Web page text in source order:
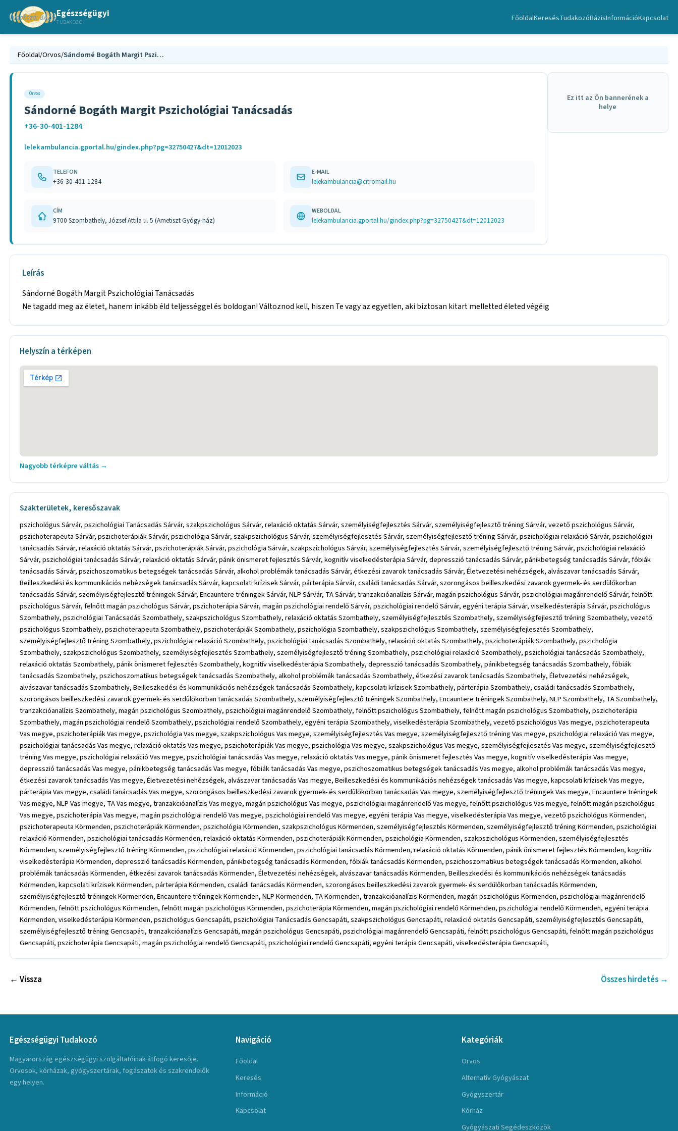
Egészségügyi
TUDAKOZÓ FőoldalKeresésTudakozóBázisInformációKapcsolat
Főoldal/Orvos/ Sándorné Bogáth Margit Pszichológiai Tanácsadás
Orvos
Sándorné Bogáth Margit Pszichológiai Tanácsadás
+36-30-401-1284
lelekambulancia.gportal.hu/gindex.php?pg=32750427&dt=12012023
TELEFON
+36-30-401-1284
E-MAIL
lelekambulancia@citromail.hu
CÍM
9700 Szombathely, József Attila u. 5 (Ametiszt Gyógy-ház)
WEBOLDAL
lelekambulancia.gportal.hu/gindex.php?pg=32750427&dt=12012023
Ez itt az Ön bannerének a
helye
Leírás
Sándorné Bogáth Margit Pszichológiai Tanácsadás
Ne tagadd meg az életet, hanem inkább éld teljességgel és boldogan! Változnod kell, hiszen Te vagy az egyetlen, aki biztosan kitart melletted életed végéig
Helyszín a térképen
Nagyobb térképre váltás →
Szakterületek, keresőszavak
pszichológus Sárvár, pszichológiai Tanácsadás Sárvár, szakpszichológus Sárvár, relaxáció oktatás Sárvár, személyiségfejlesztés Sárvár, személyiségfejlesztő tréning Sárvár, vezető pszichológus Sárvár,
pszichoterapeuta Sárvár, pszichoterápiák Sárvár, pszichológia Sárvár, szakpszichológus Sárvár, személyiségfejlesztés Sárvár, személyiségfejlesztő tréning Sárvár, pszichológiai relaxáció Sárvár, pszichológiai
tanácsadás Sárvár, relaxáció oktatás Sárvár, pszichoterápiák Sárvár, pszichológia Sárvár, szakpszichológus Sárvár, személyiségfejlesztés Sárvár, személyiségfejlesztő tréning Sárvár, pszichológiai relaxáció
Sárvár, pszichológiai tanácsadás Sárvár, relaxáció oktatás Sárvár, pánik önismeret fejlesztés Sárvár, kognitív viselkedésterápia Sárvár, depresszió tanácsadás Sárvár, pánikbetegség tanácsadás Sárvár, fóbiák
tanácsadás Sárvár, pszichoszomatikus betegségek tanácsadás Sárvár, alkohol problémák tanácsadás Sárvár, étkezési zavarok tanácsadás Sárvár, Életvezetési nehézségek, alvászavar tanácsadás Sárvár,
Beilleszkedési és kommunikációs nehézségek tanácsadás Sárvár, kapcsolati krízisek Sárvár, párterápia Sárvár, családi tanácsadás Sárvár, szorongásos beilleszkedési zavarok gyermek- és serdülőkorban
tanácsadás Sárvár, személyiségfejlesztő tréningek Sárvár, Encauntere tréningek Sárvár, NLP Sárvár, TA Sárvár, tranzakcióanalízis Sárvár, magán pszichológus Sárvár, pszichológiai magánrendelő Sárvár, felnőtt
pszichológus Sárvár, felnőtt magán pszichológus Sárvár, pszichoterápia Sárvár, magán pszichológiai rendelő Sárvár, pszichológiai rendelő Sárvár, egyéni terápia Sárvár, viselkedésterápia Sárvár, pszichológus
Szombathely, pszichológiai Tanácsadás Szombathely, szakpszichológus Szombathely, relaxáció oktatás Szombathely, személyiségfejlesztés Szombathely, személyiségfejlesztő tréning Szombathely, vezető
pszichológus Szombathely, pszichoterapeuta Szombathely, pszichoterápiák Szombathely, pszichológia Szombathely, szakpszichológus Szombathely, személyiségfejlesztés Szombathely,
személyiségfejlesztő tréning Szombathely, pszichológiai relaxáció Szombathely, pszichológiai tanácsadás Szombathely, relaxáció oktatás Szombathely, pszichoterápiák Szombathely, pszichológia
Szombathely, szakpszichológus Szombathely, személyiségfejlesztés Szombathely, személyiségfejlesztő tréning Szombathely, pszichológiai relaxáció Szombathely, pszichológiai tanácsadás Szombathely,
relaxáció oktatás Szombathely, pánik önismeret fejlesztés Szombathely, kognitív viselkedésterápia Szombathely, depresszió tanácsadás Szombathely, pánikbetegség tanácsadás Szombathely, fóbiák
tanácsadás Szombathely, pszichoszomatikus betegségek tanácsadás Szombathely, alkohol problémák tanácsadás Szombathely, étkezési zavarok tanácsadás Szombathely, Életvezetési nehézségek,
alvászavar tanácsadás Szombathely, Beilleszkedési és kommunikációs nehézségek tanácsadás Szombathely, kapcsolati krízisek Szombathely, párterápia Szombathely, családi tanácsadás Szombathely,
szorongásos beilleszkedési zavarok gyermek- és serdülőkorban tanácsadás Szombathely, személyiségfejlesztő tréningek Szombathely, Encauntere tréningek Szombathely, NLP Szombathely, TA Szombathely,
tranzakcióanalízis Szombathely, magán pszichológus Szombathely, pszichológiai magánrendelő Szombathely, felnőtt pszichológus Szombathely, felnőtt magán pszichológus Szombathely, pszichoterápia
Szombathely, magán pszichológiai rendelő Szombathely, pszichológiai rendelő Szombathely, egyéni terápia Szombathely, viselkedésterápia Szombathely, vezető pszichológus Vas megye, pszichoterapeuta
Vas megye, pszichoterápiák Vas megye, pszichológia Vas megye, szakpszichológus Vas megye, személyiségfejlesztés Vas megye, személyiségfejlesztő tréning Vas megye, pszichológiai relaxáció Vas megye,
pszichológiai tanácsadás Vas megye, relaxáció oktatás Vas megye, pszichoterápiák Vas megye, pszichológia Vas megye, szakpszichológus Vas megye, személyiségfejlesztés Vas megye, személyiségfejlesztő
tréning Vas megye, pszichológiai relaxáció Vas megye, pszichológiai tanácsadás Vas megye, relaxáció oktatás Vas megye, pánik önismeret fejlesztés Vas megye, kognitív viselkedésterápia Vas megye,
depresszió tanácsadás Vas megye, pánikbetegség tanácsadás Vas megye, fóbiák tanácsadás Vas megye, pszichoszomatikus betegségek tanácsadás Vas megye, alkohol problémák tanácsadás Vas megye,
étkezési zavarok tanácsadás Vas megye, Életvezetési nehézségek, alvászavar tanácsadás Vas megye, Beilleszkedési és kommunikációs nehézségek tanácsadás Vas megye, kapcsolati krízisek Vas megye,
párterápia Vas megye, családi tanácsadás Vas megye, szorongásos beilleszkedési zavarok gyermek- és serdülőkorban tanácsadás Vas megye, személyiségfejlesztő tréningek Vas megye, Encauntere tréningek
Vas megye, NLP Vas megye, TA Vas megye, tranzakcióanalízis Vas megye, magán pszichológus Vas megye, pszichológiai magánrendelő Vas megye, felnőtt pszichológus Vas megye, felnőtt magán pszichológus
Vas megye, pszichoterápia Vas megye, magán pszichológiai rendelő Vas megye, pszichológiai rendelő Vas megye, egyéni terápia Vas megye, viselkedésterápia Vas megye, vezető pszichológus Körmenden,
pszichoterapeuta Körmenden, pszichoterápiák Körmenden, pszichológia Körmenden, szakpszichológus Körmenden, személyiségfejlesztés Körmenden, személyiségfejlesztő tréning Körmenden, pszichológiai
relaxáció Körmenden, pszichológiai tanácsadás Körmenden, relaxáció oktatás Körmenden, pszichoterápiák Körmenden, pszichológia Körmenden, szakpszichológus Körmenden, személyiségfejlesztés
Körmenden, személyiségfejlesztő tréning Körmenden, pszichológiai relaxáció Körmenden, pszichológiai tanácsadás Körmenden, relaxáció oktatás Körmenden, pánik önismeret fejlesztés Körmenden, kognitív
viselkedésterápia Körmenden, depresszió tanácsadás Körmenden, pánikbetegség tanácsadás Körmenden, fóbiák tanácsadás Körmenden, pszichoszomatikus betegségek tanácsadás Körmenden, alkohol
problémák tanácsadás Körmenden, étkezési zavarok tanácsadás Körmenden, Életvezetési nehézségek, alvászavar tanácsadás Körmenden, Beilleszkedési és kommunikációs nehézségek tanácsadás
Körmenden, kapcsolati krízisek Körmenden, párterápia Körmenden, családi tanácsadás Körmenden, szorongásos beilleszkedési zavarok gyermek- és serdülőkorban tanácsadás Körmenden,
személyiségfejlesztő tréningek Körmenden, Encauntere tréningek Körmenden, NLP Körmenden, TA Körmenden, tranzakcióanalízis Körmenden, magán pszichológus Körmenden, pszichológiai magánrendelő
Körmenden, felnőtt pszichológus Körmenden, felnőtt magán pszichológus Körmenden, pszichoterápia Körmenden, magán pszichológiai rendelő Körmenden, pszichológiai rendelő Körmenden, egyéni terápia
Körmenden, viselkedésterápia Körmenden, pszichológus Gencsapáti, pszichológiai Tanácsadás Gencsapáti, szakpszichológus Gencsapáti, relaxáció oktatás Gencsapáti, személyiségfejlesztés Gencsapáti,
személyiségfejlesztő tréning Gencsapáti, tranzakcióanalízis Gencsapáti, magán pszichológus Gencsapáti, pszichológiai magánrendelő Gencsapáti, felnőtt pszichológus Gencsapáti, felnőtt magán pszichológus
Gencsapáti, pszichoterápia Gencsapáti, magán pszichológiai rendelő Gencsapáti, pszichológiai rendelő Gencsapáti, egyéni terápia Gencsapáti, viselkedésterápia Gencsapáti,
← Vissza Összes hirdetés →
Egészségügyi Tudakozó
Magyarország egészségügyi szolgáltatóinak átfogó keresője.
Orvosok, kórházak, gyógyszertárak, fogászatok és szakrendelők
egy helyen.
Navigáció
Főoldal
Keresés
Információ
Kapcsolat
Kategóriák
Orvos
Alternatív Gyógyászat
Gyógyszertár
Kórház
Gyógyászati Segédeszközök